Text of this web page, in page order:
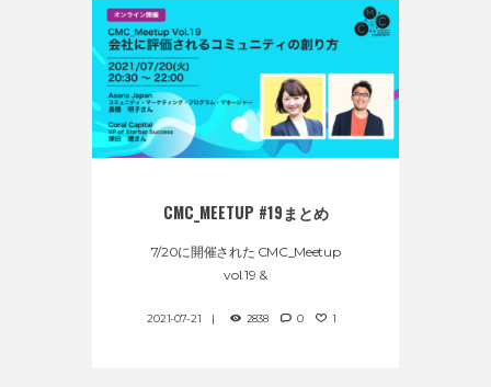
CMC_MEETUP #19まとめ
7/20に開催された CMC_Meetup
vol.19 &
2021-07-21 2838 0 1